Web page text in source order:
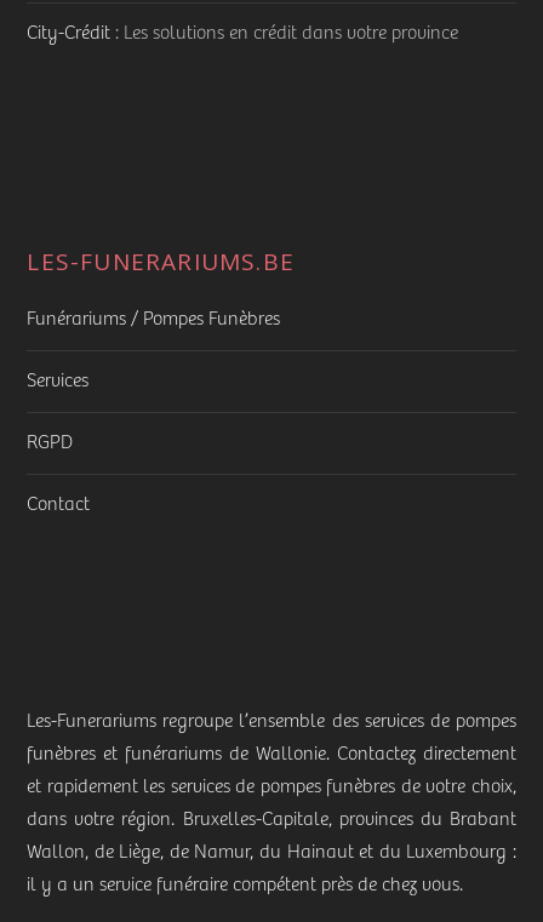
City-Crédit : Les solutions en crédit dans votre province
LES-FUNERARIUMS.BE
Funérariums / Pompes Funèbres
Services
RGPD
Contact
Les-Funerariums regroupe l’ensemble des services de pompes
funèbres et funérariums de Wallonie. Contactez directement
et rapidement les services de pompes funèbres de votre choix,
dans votre région. Bruxelles-Capitale, provinces du Brabant
Wallon, de Liège, de Namur, du Hainaut et du Luxembourg :
il y a un service funéraire compétent près de chez vous.